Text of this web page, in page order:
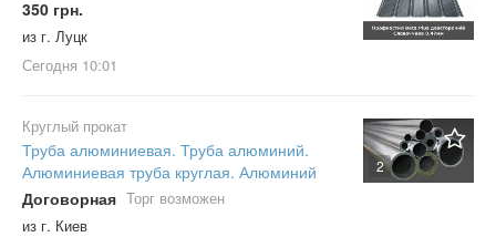
350 грн.
из г. Луцк
Сегодня 10:01
2
Круглый прокат
Труба алюминиевая. Труба алюминий.
Алюминиевая труба круглая. Алюминий
Договорная Торг возможен
из г. Киев